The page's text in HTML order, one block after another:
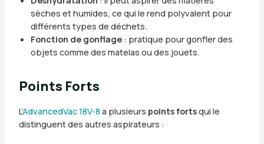
sèches et humides, ce qui le rend polyvalent pour
différents types de déchets.
Fonction de gonflage: pratique pour gonfler des
objets comme des matelas ou des jouets.
Points Forts
L’AdvancedVac 18V-8 a plusieurs points fortsqui le
distinguent des autres aspirateurs :